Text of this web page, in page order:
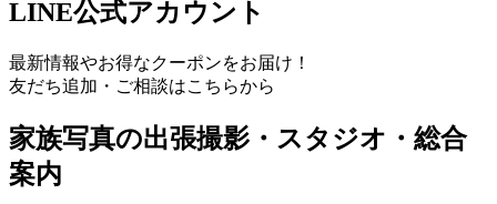
LINE公式アカウント
最新情報やお得なクーポンをお届け！
友だち追加・ご相談はこちらから
家族写真の出張撮影・スタジオ・総合
案内